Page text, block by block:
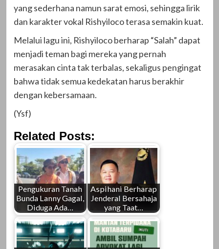
yang sederhana namun sarat emosi, sehingga lirik
dan karakter vokal Rishyiloco terasa semakin kuat.
Melalui lagu ini, Rishyiloco berharap “Salah” dapat
menjadi teman bagi mereka yang pernah
merasakan cinta tak terbalas, sekaligus pengingat
bahwa tidak semua kedekatan harus berakhir
dengan kebersamaan.
(Ysf)
Related Posts:
Pengukuran Tanah
Bunda Lanny Gagal,
Diduga Ada…
Aspihani Berharap
Jenderal Bersahaja
yang Taat…